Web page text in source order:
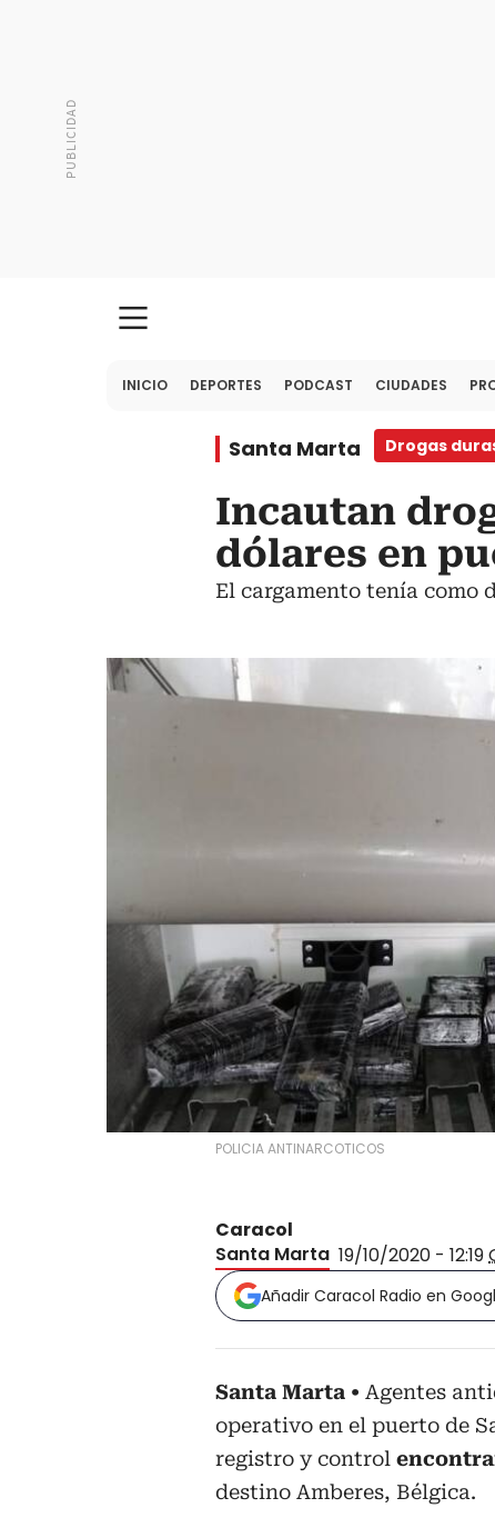
INICIO DEPORTES PODCAST CIUDADES
Santa Marta Drogas
Incautan
dólares en
El cargamento tenía como
POLICIA ANTINARCOTICOS
Caracol
Santa Marta 19/10/2020 - 12:19
Añadir Caracol Radio en
Santa Marta
Agentes
operativo en el puerto de
registro y control
destino Amberes, Bélgica.